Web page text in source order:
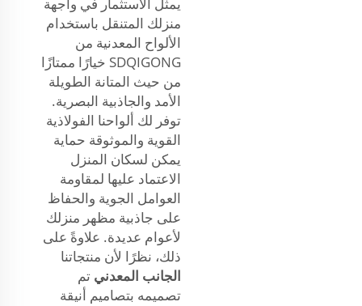
منزلك المتنقل باستخدام
الألواح المعدنية من
SDQIGONG خيارًا ممتازًا
من حيث المتانة الطويلة
الأمد والجاذبية البصرية.
توفر لك ألواحنا الفولاذية
القوية والموثوقة حماية
يمكن لسكان المنزل
الاعتماد عليها لمقاومة
العوامل الجوية والحفاظ
على جاذبية مظهر منزلك
لأعوام عديدة. علاوةً على
ذلك، نظرًا لأن منتجاتنا
الجانب المعدني تم
تصميمه بتصاميم أنيقة